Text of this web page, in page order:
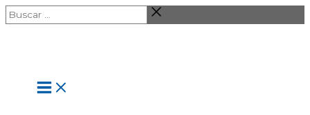
Ir
al
Buscar
…
Main
Menu